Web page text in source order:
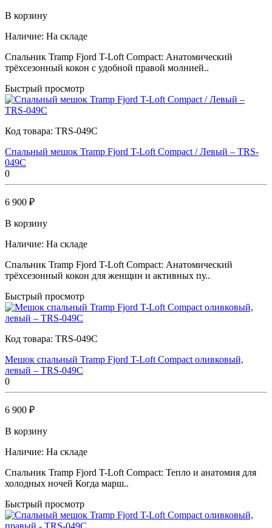
В корзину
Наличие: На складе
Спальник Tramp Fjord T-Loft Compact: Анатомический
трёхсезонный кокон с удобной правой молнией..
Быстрый просмотр
Код товара: TRS-049C
Спальный мешок Tramp Fjord T-Loft Compact / Левый – TRS-
049C
0
6 900 ₽
В корзину
Наличие: На складе
Спальник Tramp Fjord T-Loft Compact: Анатомический
трёхсезонный кокон для женщин и активных пу..
Быстрый просмотр
Код товара: TRS-049C
Мешок спальный Tramp Fjord T-Loft Compact оливковый,
левый – TRS-049C
0
6 900 ₽
В корзину
Наличие: На складе
Спальник Tramp Fjord T-Loft Compact: Тепло и анатомия для
холодных ночей Когда марш..
Быстрый просмотр